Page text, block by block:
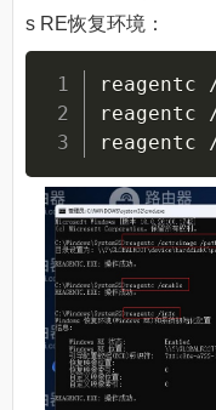
s RE恢复环境：
reagentc
reagentc
reagentc